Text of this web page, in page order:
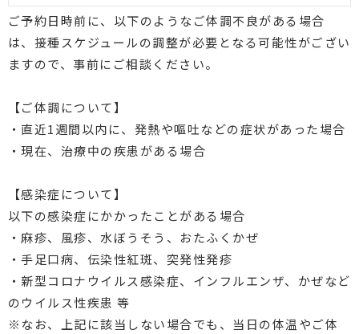
ご予約日時前に、以下のようなご体調不良がある場合
は、接種スケジュールの調整が必要となる可能性がござい
ますので、事前にご相談ください。
【ご体調について】
・直近1週間以内に、発熱や嘔吐などの症状があった場合
・現在、治療中の疾患がある場合
【感染症について】
以下の感染症にかかったことがある場合
・麻疹、風疹、水ぼうそう、おたふくかぜ
・手足口病、伝染性紅斑、突発性発疹
・新型コロナウイルス感染症、インフルエンザ、かぜなど
のウイルス性疾患 等
※なお、上記に該当しない場合でも、当日の体温やご体